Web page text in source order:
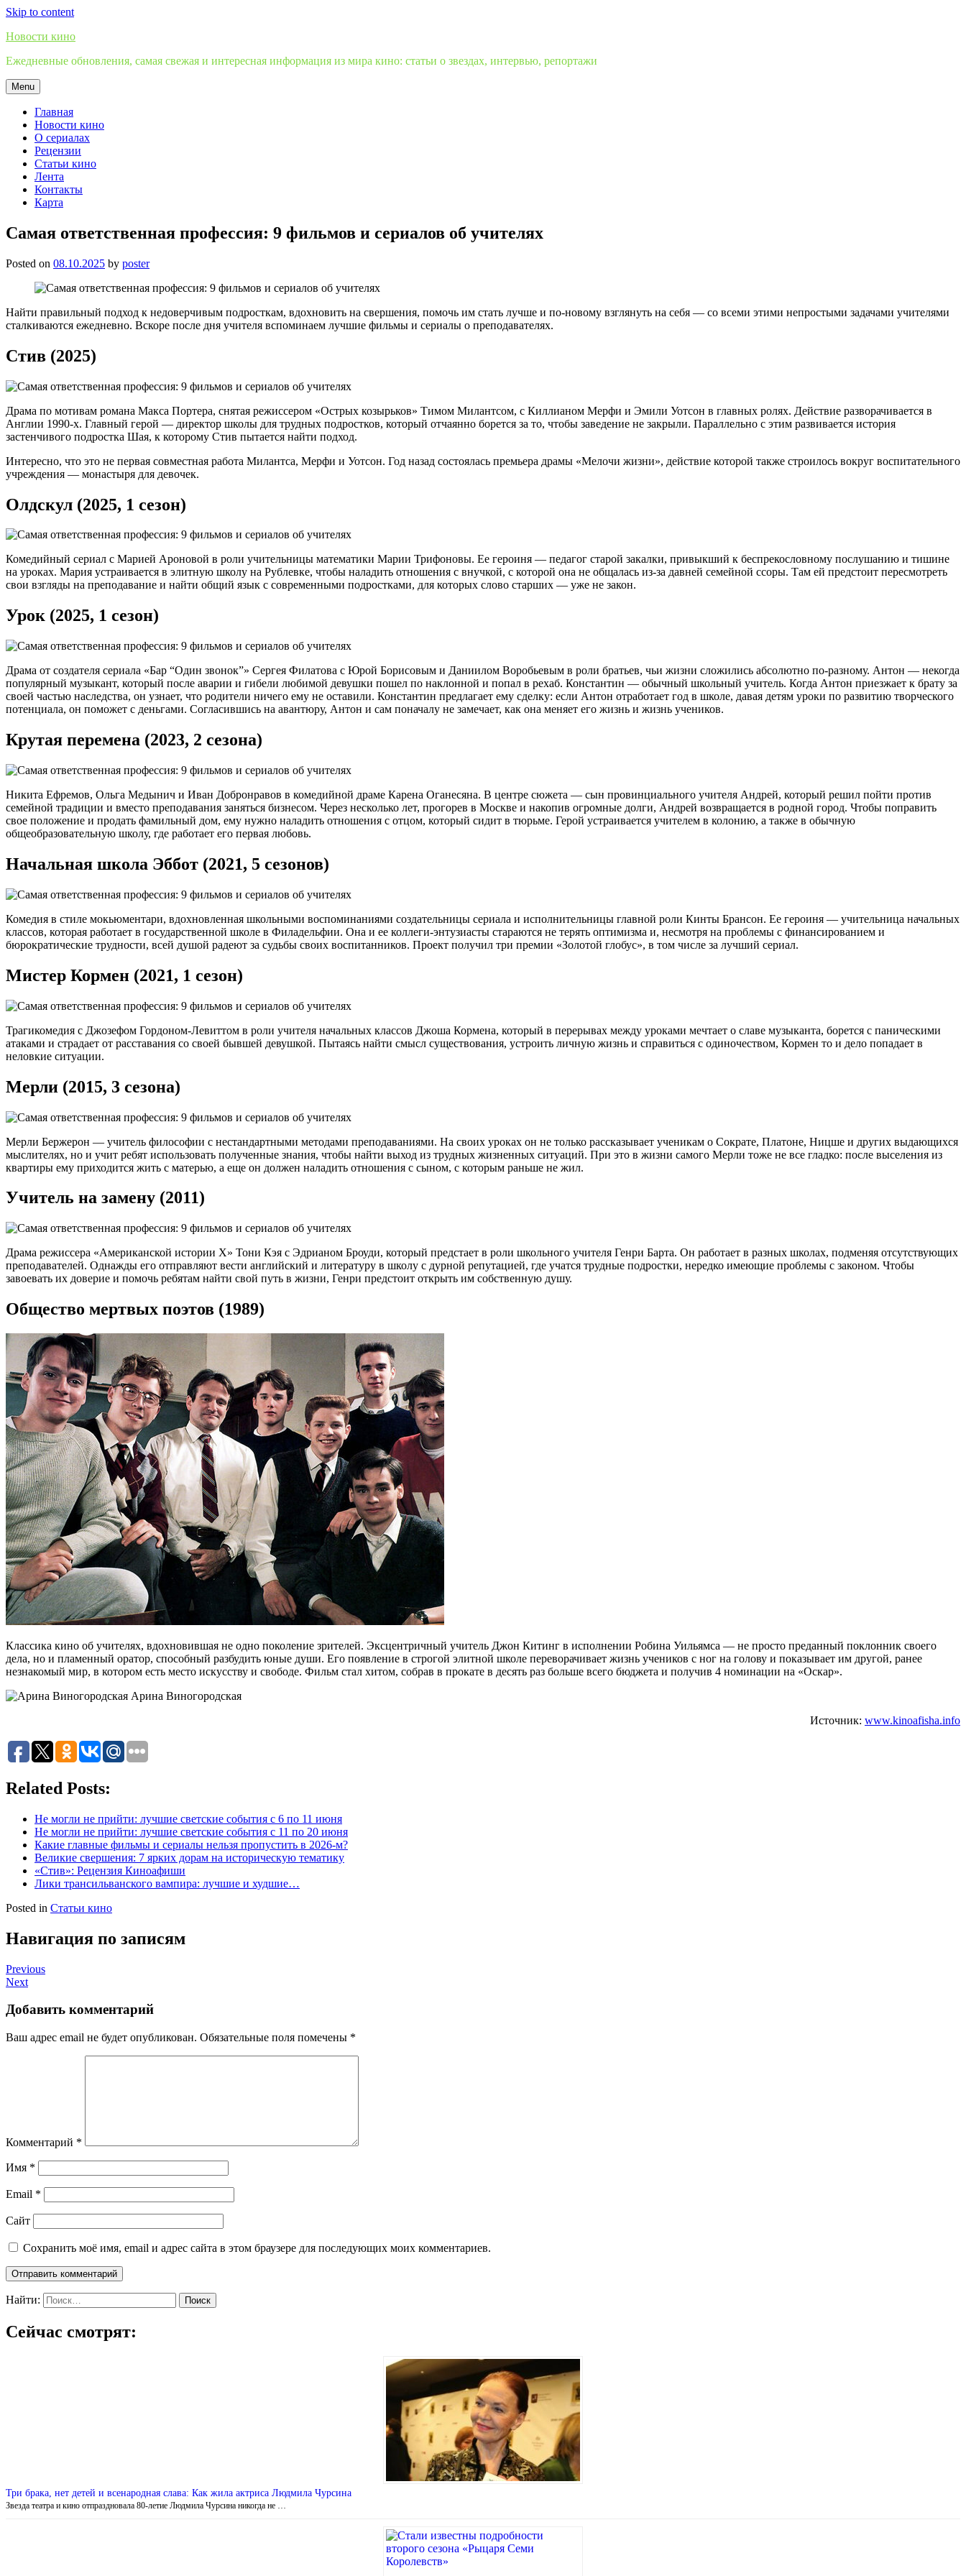
Skip to content
Новости кино
Ежедневные обновления, самая свежая и интересная информация из мира кино: статьи о звездах, интервью, репортажи
Menu
Главная
Новости кино
О сериалах
Рецензии
Статьи кино
Лента
Контакты
Карта
Самая ответственная профессия: 9 фильмов и сериалов об учителях
Posted on 08.10.2025 by poster
Найти правильный подход к недоверчивым подросткам, вдохновить на свершения, помочь им стать лучше и по-новому взглянуть на себя — со всеми этими непростыми задачами учителями
сталкиваются ежедневно. Вскоре после дня учителя вспоминаем лучшие фильмы и сериалы о преподавателях.
Стив (2025)
Драма по мотивам романа Макса Портера, снятая режиссером «Острых козырьков» Тимом Милантсом, с Киллианом Мерфи и Эмили Уотсон в главных ролях. Действие разворачивается в
Англии 1990-х. Главный герой — директор школы для трудных подростков, который отчаянно борется за то, чтобы заведение не закрыли. Параллельно с этим развивается история
застенчивого подростка Шая, к которому Стив пытается найти подход.
Интересно, что это не первая совместная работа Милантса, Мерфи и Уотсон. Год назад состоялась премьера драмы «Мелочи жизни», действие которой также строилось вокруг воспитательного
учреждения — монастыря для девочек.
Олдскул (2025, 1 сезон)
Комедийный сериал с Марией Ароновой в роли учительницы математики Марии Трифоновы. Ее героиня — педагог старой закалки, привыкший к беспрекословному послушанию и тишине
на уроках. Мария устраивается в элитную школу на Рублевке, чтобы наладить отношения с внучкой, с которой она не общалась из-за давней семейной ссоры. Там ей предстоит пересмотреть
свои взгляды на преподавание и найти общий язык с современными подростками, для которых слово старших — уже не закон.
Урок (2025, 1 сезон)
Драма от создателя сериала «Бар “Один звонок”» Сергея Филатова с Юрой Борисовым и Даниилом Воробьевым в роли братьев, чьи жизни сложились абсолютно по-разному. Антон — некогда
популярный музыкант, который после аварии и гибели любимой девушки пошел по наклонной и попал в рехаб. Константин — обычный школьный учитель. Когда Антон приезжает к брату за
своей частью наследства, он узнает, что родители ничего ему не оставили. Константин предлагает ему сделку: если Антон отработает год в школе, давая детям уроки по развитию творческого
потенциала, он поможет с деньгами. Согласившись на авантюру, Антон и сам поначалу не замечает, как она меняет его жизнь и жизнь учеников.
Крутая перемена (2023, 2 сезона)
Никита Ефремов, Ольга Медынич и Иван Добронравов в комедийной драме Карена Оганесяна. В центре сюжета — сын провинциального учителя Андрей, который решил пойти против
семейной традиции и вместо преподавания заняться бизнесом. Через несколько лет, прогорев в Москве и накопив огромные долги, Андрей возвращается в родной город. Чтобы поправить
свое положение и продать фамильный дом, ему нужно наладить отношения с отцом, который сидит в тюрьме. Герой устраивается учителем в колонию, а также в обычную
общеобразовательную школу, где работает его первая любовь.
Начальная школа Эббот (2021, 5 сезонов)
Комедия в стиле мокьюментари, вдохновленная школьными воспоминаниями создательницы сериала и исполнительницы главной роли Кинты Брансон. Ее героиня — учительница начальных
классов, которая работает в государственной школе в Филадельфии. Она и ее коллеги-энтузиасты стараются не терять оптимизма и, несмотря на проблемы с финансированием и
бюрократические трудности, всей душой радеют за судьбы своих воспитанников. Проект получил три премии «Золотой глобус», в том числе за лучший сериал.
Мистер Кормен (2021, 1 сезон)
Трагикомедия с Джозефом Гордоном-Левиттом в роли учителя начальных классов Джоша Кормена, который в перерывах между уроками мечтает о славе музыканта, борется с паническими
атаками и страдает от расставания со своей бывшей девушкой. Пытаясь найти смысл существования, устроить личную жизнь и справиться с одиночеством, Кормен то и дело попадает в
неловкие ситуации.
Мерли (2015, 3 сезона)
Мерли Бержерон — учитель философии с нестандартными методами преподаваниями. На своих уроках он не только рассказывает ученикам о Сократе, Платоне, Ницше и других выдающихся
мыслителях, но и учит ребят использовать полученные знания, чтобы найти выход из трудных жизненных ситуаций. При это в жизни самого Мерли тоже не все гладко: после выселения из
квартиры ему приходится жить с матерью, а еще он должен наладить отношения с сыном, с которым раньше не жил.
Учитель на замену (2011)
Драма режиссера «Американской истории X» Тони Кэя с Эдрианом Броуди, который предстает в роли школьного учителя Генри Барта. Он работает в разных школах, подменяя отсутствующих
преподавателей. Однажды его отправляют вести английский и литературу в школу с дурной репутацией, где учатся трудные подростки, нередко имеющие проблемы с законом. Чтобы
завоевать их доверие и помочь ребятам найти свой путь в жизни, Генри предстоит открыть им собственную душу.
Общество мертвых поэтов (1989)
Классика кино об учителях, вдохновившая не одно поколение зрителей. Эксцентричный учитель Джон Китинг в исполнении Робина Уильямса — не просто преданный поклонник своего
дела, но и пламенный оратор, способный разбудить юные души. Его появление в строгой элитной школе переворачивает жизнь учеников с ног на голову и показывает им другой, ранее
незнакомый мир, в котором есть место искусству и свободе. Фильм стал хитом, собрав в прокате в десять раз больше всего бюджета и получив 4 номинации на «Оскар».
Арина Виногородская
Источник: www.kinoafisha.info
Related Posts:
Не могли не прийти: лучшие светские события с 6 по 11 июня
Не могли не прийти: лучшие светские события с 11 по 20 июня
Какие главные фильмы и сериалы нельзя пропустить в 2026-м?
Великие свершения: 7 ярких дорам на историческую тематику
«Стив»: Рецензия Киноафиши
Лики трансильванского вампира: лучшие и худшие…
Posted in Статьи кино
Навигация по записям
Previous
Next
Добавить комментарий
Ваш адрес email не будет опубликован. Обязательные поля помечены *
Комментарий *
Имя *
Email *
Сайт
Сохранить моё имя, email и адрес сайта в этом браузере для последующих моих комментариев.
Найти:
Сейчас смотрят:
Три брака, нет детей и всенародная слава: Как жила актриса Людмила Чурсина
Звезда театра и кино отпраздновала 80-летие Людмила Чурсина никогда не …